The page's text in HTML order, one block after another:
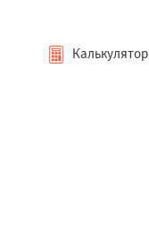
Калькулятор